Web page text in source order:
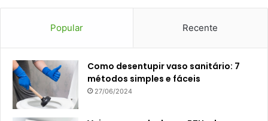
Popular Recente
Como desentupir vaso sanitário: 7
métodos simples e fáceis
27/06/2024